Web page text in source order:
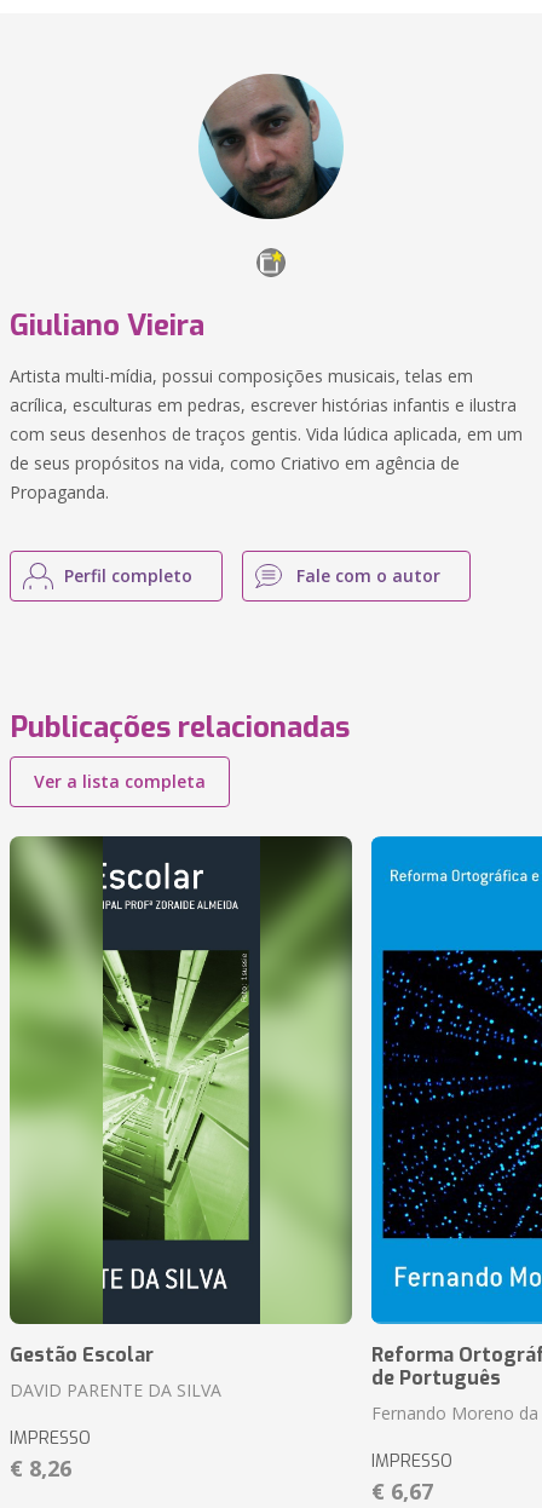
Giuliano Vieira
Artista multi-mídia, possui composições musicais, telas em
acrílica, esculturas em pedras, escrever histórias infantis e ilustra
com seus desenhos de traços gentis. Vida lúdica aplicada, em um
de seus propósitos na vida, como Criativo em agência de
Propaganda.
Perfil completo Fale com o autor
Publicações relacionadas
Ver a lista completa
Gestão Escolar
DAVID PARENTE DA SILVA
IMPRESSO
€ 8,26
Reforma
de Português
Fernando Moreno da
IMPRESSO
€ 6,67